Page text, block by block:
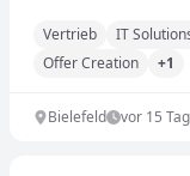
Vertrieb IT
Offer Creation
+1
Bielefeld vor 15